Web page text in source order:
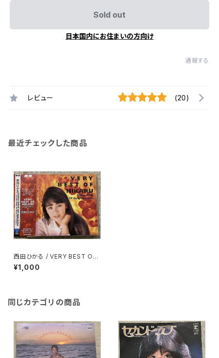
Sold out
日本国内にお住まいの方向け
通報する
レビュー (20)
最近チェックした商品
西田ひかる / VERY BEST OF
HIKARU
¥1,000
同じカテゴリの商品